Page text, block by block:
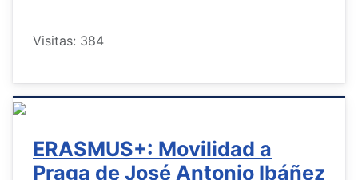
Visitas: 384
ERASMUS+: Movilidad a
Praga de José Antonio Ibáñez